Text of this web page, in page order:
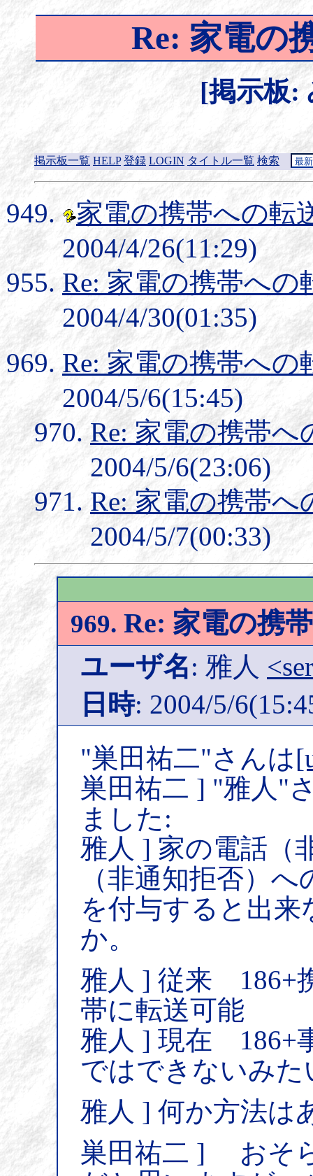
Re: 家電の
[掲示板:
掲示板一覧 HELP 登録 LOGIN タイトル一覧 検索
家電の携帯への転
2004/4/26(11:29)
Re: 家電の携帯への
2004/4/30(01:35)
Re: 家電の携帯への
2004/5/6(15:45)
Re: 家電の携帯へ
2004/5/6(23:06)
Re: 家電の携帯へ
2004/5/7(00:33)
969. Re: 家電の携
ユーザ名: 雅人
日時: 2004/5/
"巣田祐二"さんは
巣田祐二 ] "雅人"
ました:
雅人 ] 家の電話（
（非通知拒否）
を付与すると出
か。
雅人 ] 従来 186+
帯に転送可能
雅人 ] 現在 186+
ではできないみ
雅人 ] 何か方法は
巣田祐二 ] おそ